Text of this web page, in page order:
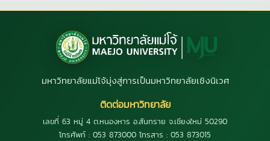
มหาวิทยาลัยแม่โจ้มุ่งสู่การเป็นมหาวิทยาลัยเชิงนิเวศ
ติดต่อมหาวิทยาลัย
เลขที่ 63 หมู่ 4 ต.หนองหาร อ.สันทราย จ.เชียงใหม่ 50290
โทรศัพท์ : 053 873000 โทรสาร : 053 873015